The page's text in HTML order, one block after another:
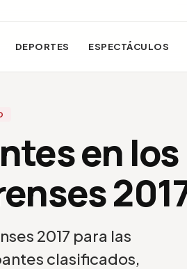
DEPORTES ESPECTÁCULOS
en los
2017 para las
clasificados,